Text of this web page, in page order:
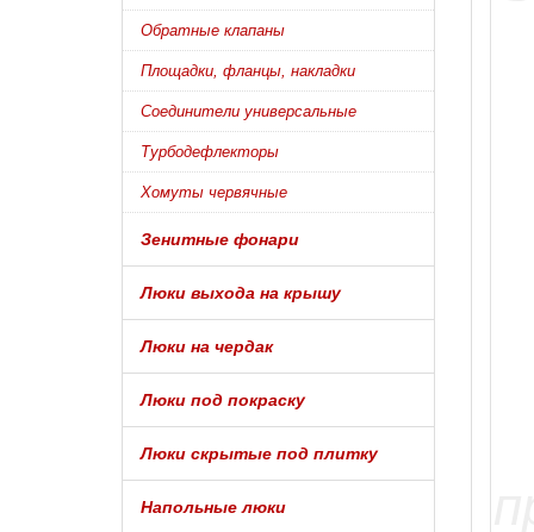
Обратные клапаны
Площадки, фланцы, накладки
Соединители универсальные
Турбодефлекторы
Хомуты червячные
Зенитные фонари
Люки выхода на крышу
Люки на чердак
Люки под покраску
Люки скрытые под плитку
Напольные люки